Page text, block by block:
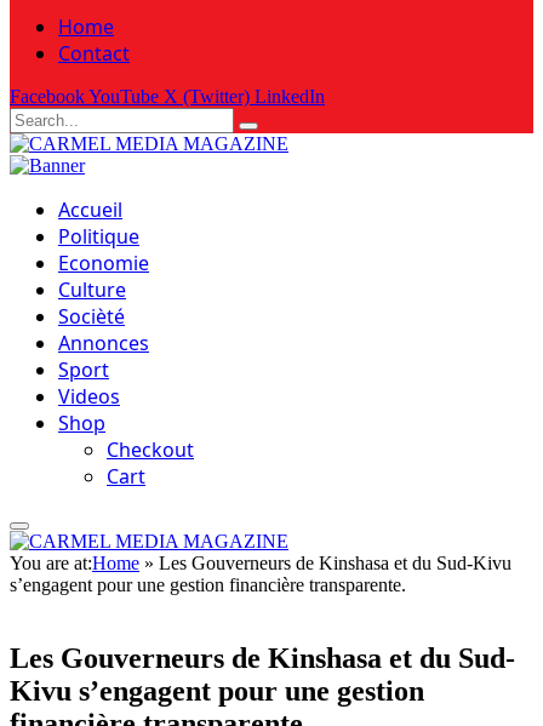
Home
Contact
FacebookYouTube X (Twitter) LinkedIn
Accueil
Politique
Economie
Culture
Socièté
Annonces
Sport
Videos
Shop
Checkout
Cart
You are at:Home » Les Gouverneurs de Kinshasa et du Sud-Kivu
s’engagent pour une gestion financière transparente.
Les Gouverneurs de Kinshasa et du Sud-
Kivu s’engagent pour une gestion